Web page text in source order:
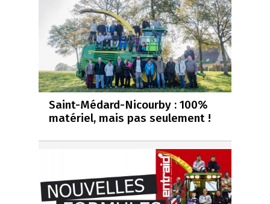
Saint-Médard-Nicourby : 100%
matériel, mais pas seulement !